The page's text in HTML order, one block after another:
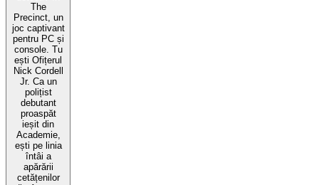
The
Precinct, un
joc captivant
pentru PC și
console. Tu
ești Ofițerul
Nick Cordell
Jr. Ca un
polițist
debutant
proaspăt
ieșit din
Academie,
ești pe linia
întâi a
apărării
cetățenilor